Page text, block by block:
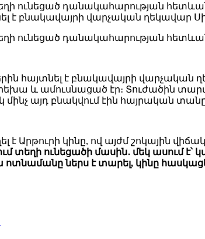
ունեցած դանակահարության
է բնակավայրի վարչական ղեկավար
ունեցած դանակահարության
հայտնել է բնակավայրի վարչական
և ամուսնացած էր։ Տուժածին
այդ բնակվում էին հայրական
Արթուրի կինը, ով այժմ շոկային
տեղի ունեցածի մասին․ մեկ ասում է՝
ներս է տարել, կինը հասկացել